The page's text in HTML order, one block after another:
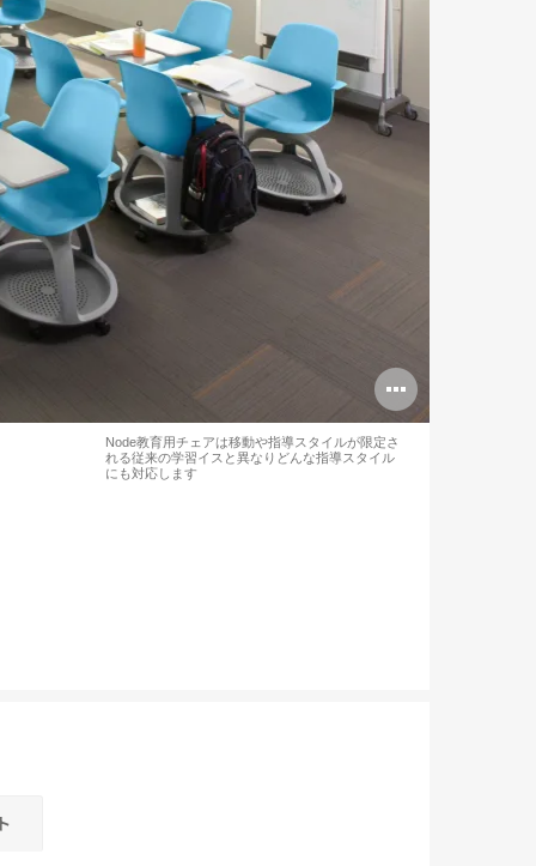
Node教育用チェアは移動や指導スタイルが限定さ
れる従来の学習イスと異なりどんな指導スタイル
にも対応します
Open
image